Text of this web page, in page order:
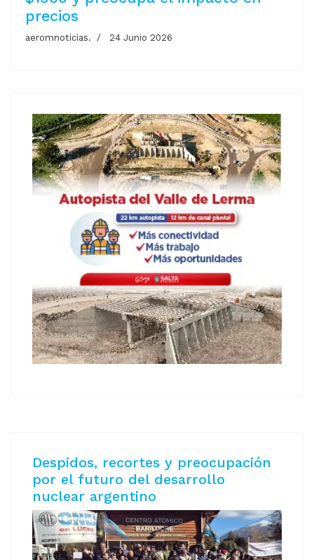
precios
aeromnoticias. 24 Junio 2026
Despidos, recortes y preocupación
por el futuro del desarrollo
nuclear argentino